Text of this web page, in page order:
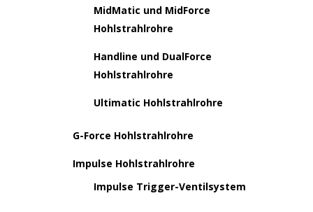
MidMatic und MidForce
Hohlstrahlrohre
Handline und DualForce
Hohlstrahlrohre
Ultimatic Hohlstrahlrohre
G-Force Hohlstrahlrohre
Impulse Hohlstrahlrohre
Impulse Trigger-Ventilsystem